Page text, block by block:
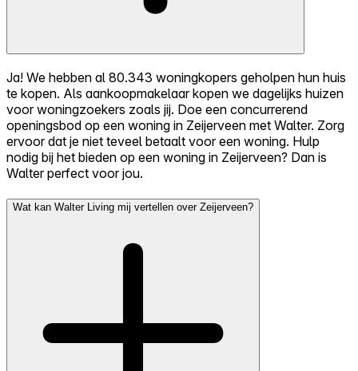
Ja! We hebben al 80.343 woningkopers geholpen hun huis
te kopen. Als aankoopmakelaar kopen we dagelijks huizen
voor woningzoekers zoals jij. Doe een concurrerend
openingsbod op een woning in Zeijerveen met Walter. Zorg
ervoor dat je niet teveel betaalt voor een woning. Hulp
nodig bij het bieden op een woning in Zeijerveen? Dan is
Walter perfect voor jou.
Wat kan Walter Living mij vertellen over Zeijerveen?